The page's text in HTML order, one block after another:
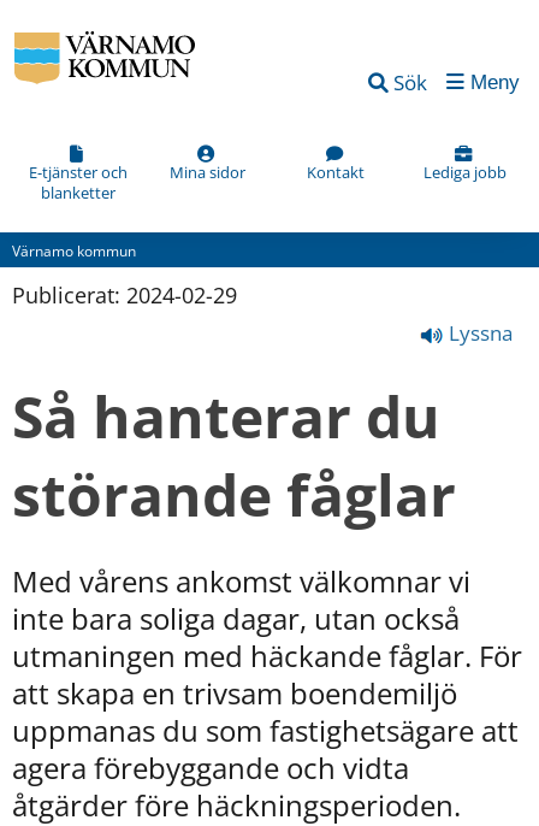
Sök Meny
E-tjänster och
blanketter
Mina sidor Kontakt Lediga jobb
Värnamo kommun
Publicerat: 2024-02-29
Lyssna
Så hanterar du
störande fåglar
Med vårens ankomst välkomnar vi
inte bara soliga dagar, utan också
utmaningen med häckande fåglar. För
att skapa en trivsam boendemiljö
uppmanas du som fastighetsägare att
agera förebyggande och vidta
åtgärder före häckningsperioden.